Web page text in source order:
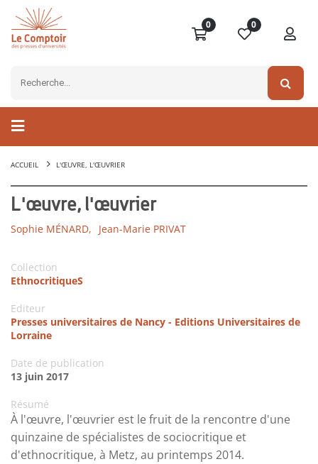
0 0
ACCUEIL L'ŒUVRE, L'ŒUVRIER
L'œuvre, l'œuvrier
Sophie MÉNARD, Jean-Marie PRIVAT
Collection
EthnocritiqueS
Editeur
Presses universitaires de Nancy - Editions Universitaires de
Lorraine
Date de publication
13 juin 2017
Résumé
À l'œuvre, l'œuvrier est le fruit de la rencontre d'une
quinzaine de spécialistes de sociocritique et
d'ethnocritique, à Metz, au printemps 2014.